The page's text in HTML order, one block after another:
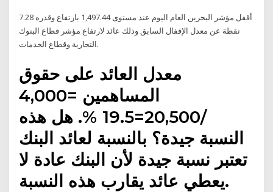
أقفل مؤشر البحرين العام اليوم عند مستوى 1,497.44 بارتفاع وقدره 7.28
نقطة عن معدل الإقفال السابق وذلك عائد لارتفاع مؤشر قطاع البنوك
التجارية وقطاع الخدمات.
معدل العائد على حقوق
المساهمين =4,000
/20,500=19.5 %. هل هذه
النسبة جيدة؟ بالنسبة لعائد البنك
تعتبر نسبة جيدة لأن البنك عادة لا
يعطي عائد يقارب هذه النسبة.